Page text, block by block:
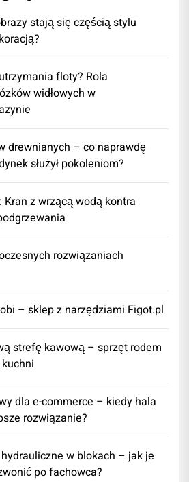
stają się częścią stylu
floty? Rola
widłowych w
drewnianych – co naprawdę
służył pokoleniom?
z wrzącą wodą kontra
rozwiązaniach
– sklep z narzędziami Figot.pl
strefę kawową – sprzęt rodem
dla e-commerce – kiedy hala
rozwiązanie?
w blokach – jak je
po fachowca?